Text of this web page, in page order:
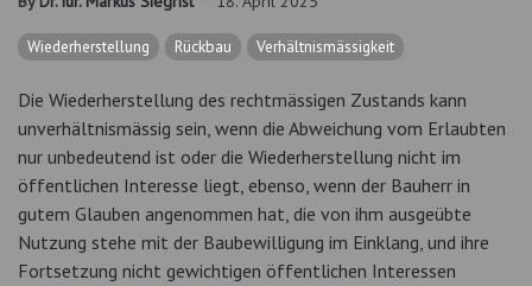
Wiederherstellung Rückbau Verhältnismässigkeit
Die Wiederherstellung des rechtmässigen Zustands kann
unverhältnismässig sein, wenn die Abweichung vom Erlaubten
nur unbedeutend ist oder die Wiederherstellung nicht im
öffentlichen Interesse liegt, ebenso, wenn der Bauherr in
gutem Glauben angenommen hat, die von ihm ausgeübte
Nutzung stehe mit der Baubewilligung im Einklang, und ihre
Fortsetzung nicht gewichtigen öffentlichen Interessen